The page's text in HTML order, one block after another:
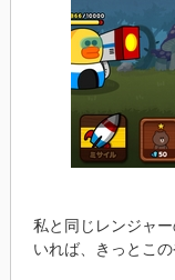
私と同じレンジャ
いれば、きっとこ